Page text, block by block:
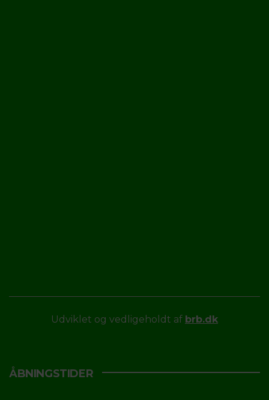
Udviklet og vedligeholdt af brb.dk
ÅBNINGSTIDER